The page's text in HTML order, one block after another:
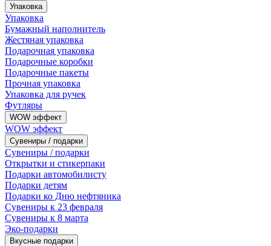
Упаковка
Упаковка
Бумажный наполнитель
Жестяная упаковка
Подарочная упаковка
Подарочные коробки
Подарочные пакеты
Прочная упаковка
Упаковка для ручек
Футляры
WOW эффект
WOW эффект
Сувениры / подарки
Сувениры / подарки
Открытки и стикерпаки
Подарки автомобилисту
Подарки детям
Подарки ко Дню нефтяника
Сувениры к 23 февраля
Сувениры к 8 марта
Эко-подарки
Вкусные подарки